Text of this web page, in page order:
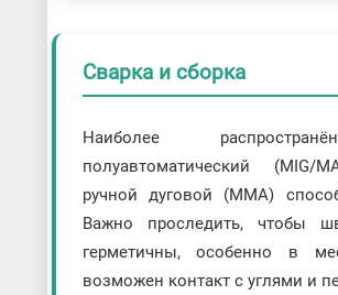
Сварка и сборка
Наиболее
полуавтоматический (MIG/
ручной дуговой (MMA)
Важно проследить, чтобы
герметичны, особенно в
возможен контакт с углями и